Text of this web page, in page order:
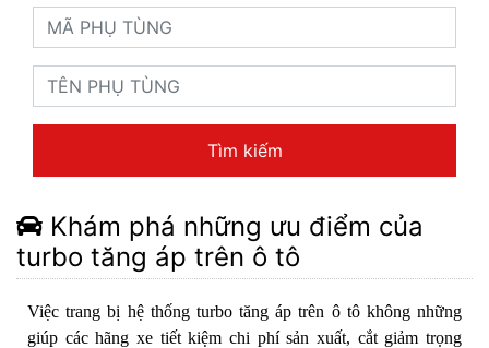
Tìm kiếm
Khám phá những ưu điểm của
turbo tăng áp trên ô tô
Việc trang bị hệ thống turbo tăng áp trên ô tô không những
giúp các hãng xe tiết kiệm chi phí sản xuất, cắt giảm trọng